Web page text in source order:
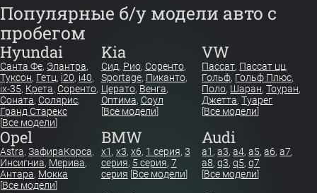
Популярные б/у модели авто с
пробегом
Hyundai
Санта Фе, Элантра,
Туксон, Гетц, i20, i40,
ix-35, Крета, Соренто,
Соната, Солярис,
Гранд Старекс
[Все модели]
Kia
Сид, Рио, Соренто,
Sportage, Пиканто,
Церато, Венга,
Оптима, Соул
[Все модели]
VW
Пассат, Пассат цц,
Гольф, Гольф Плюс,
Поло, Шаран,Тоуран,
Джетта,Туарег
[Все модели]
Opel
Astra, ЗафираКорса,
Инсигниа, Мерива,
Антара, Мокка
[Все модели]
BMW
x1 , x3, x6, 1 серия, 3
серия, 5 серия, 7
серия [Все модели]
Audi
a1 ,a3,a4,a5,a6,a7,
a8,q3,q5,q7
[Все модели]